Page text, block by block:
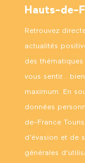
Hauts-de-
Retrouvez
actualités
des
vous sentir…
maximum. En
données
de-France
d’évasion et de
générales